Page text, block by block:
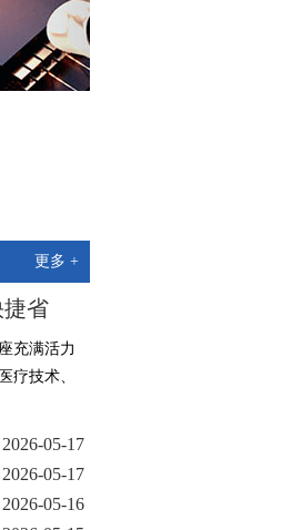
更多 +
省
充满活力
疗技术、
2026-05-17
2026-05-17
2026-05-16